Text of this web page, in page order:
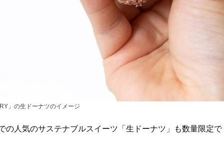
」の生ドーナツのイメージ
人気のサステナブルスイーツ「生ドーナツ」も数量限定で